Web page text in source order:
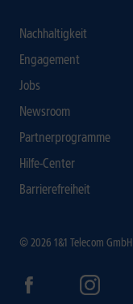
Nachhaltigkeit
Engagement
Jobs
Newsroom
Partnerprogramme
Hilfe-Center
Barrierefreiheit
© 2026 1&1 Telecom GmbH